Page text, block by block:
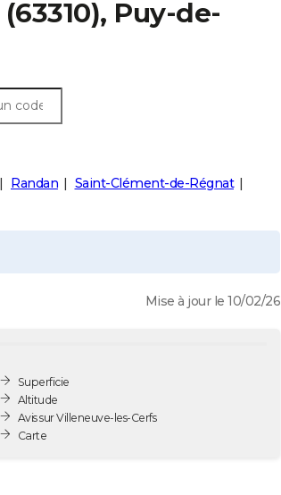
(63310), Puy-de-
Randan
Saint-Clément-de-Régnat
Mise à jour le 10/02/26
Superficie
Altitude
Avis sur Villeneuve-les-Cerfs
Carte